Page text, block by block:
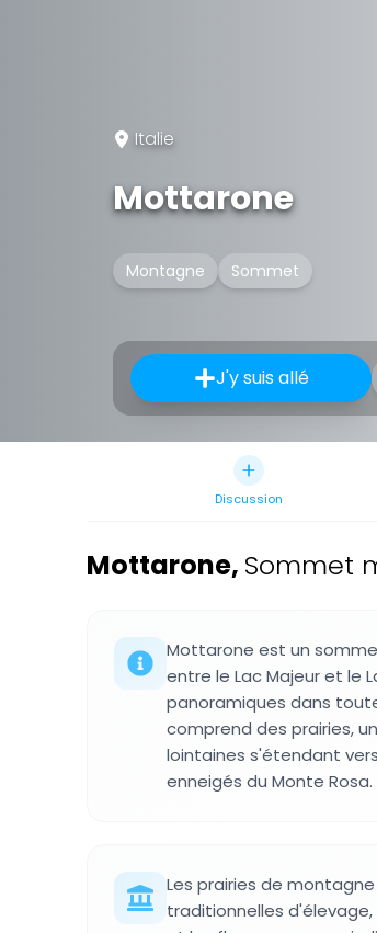
Italie
Mottarone
Montagne Sommet
J'y suis allé
Discussion
Mottarone, Sommet
Mottarone est un
entre le Lac Majeur et le
panoramiques dans
comprend des prairies,
lointaines s'étendant
enneigés du Monte Rosa.
Les prairies de
traditionnelles